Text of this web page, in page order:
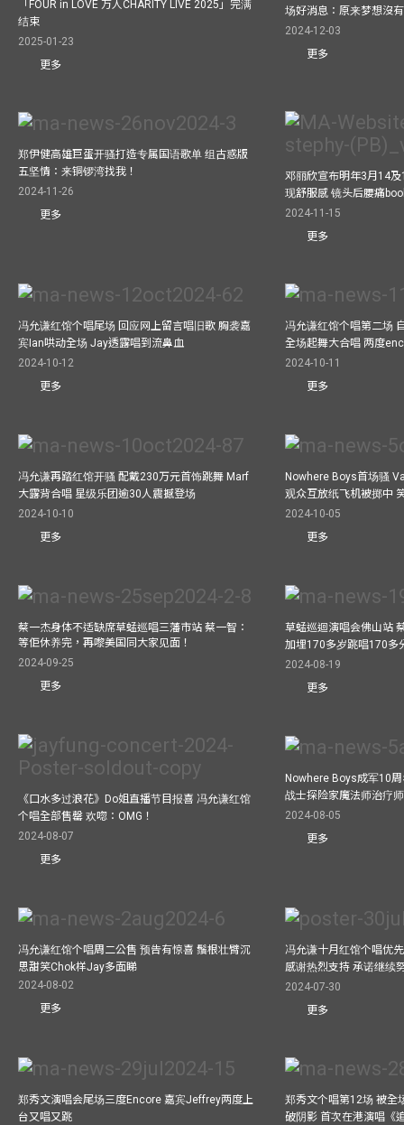
「FOUR in LOVE 万人CHARITY LIVE 2025」完满
结束
2025-01-23
更多
场好消息：原来梦想沒
2024-12-03
更多
郑伊健高雄巨蛋开骚打造专属国语歌单 组古惑版
五坚情：来铜锣湾找我！
2024-11-26
更多
邓丽欣宣布明年3月14
现舒服感 镜头后腰痛
2024-11-15
更多
冯允谦红馆个唱尾场 回应网上留言唱旧歌 胸袭嘉
宾Ian哄动全场 Jay透露唱到流鼻血
2024-10-12
更多
冯允谦红馆个唱第二场
全场起舞大合唱 两度
2024-10-11
更多
冯允谦再踏红馆开骚 配戴230万元首饰跳舞 Marf
大露背合唱 星级乐团逾30人震撼登场
2024-10-10
更多
Nowhere Boys首场骚
观众互放纸飞机被掷中
2024-10-05
更多
蔡一杰身体不适缺席草蜢巡唱三藩市站 蔡一智：
等佢休养完，再嚟美国同大家见面！
2024-09-25
更多
草蜢巡迴演唱会佛山站
加埋170多岁跳唱170多
2024-08-19
更多
《口水多过浪花》Do姐直播节目报喜 冯允谦红馆
个唱全部售罄 欢唿：OMG！
2024-08-07
更多
Nowhere Boys成军10
战士探险家魔法师治疗
2024-08-05
更多
冯允谦红馆个唱周二公售 预告有惊喜 鬚根壮臂沉
思甜笑Chok样Jay多面睇
2024-08-02
更多
冯允谦十月红馆个唱优
感谢热烈支持 承诺继续
2024-07-30
更多
郑秀文演唱会尾场三度Encore 嘉宾Jeffrey两度上
台又唱又跳
郑秀文个唱第12场 被全
破阴影 首次在港演唱《